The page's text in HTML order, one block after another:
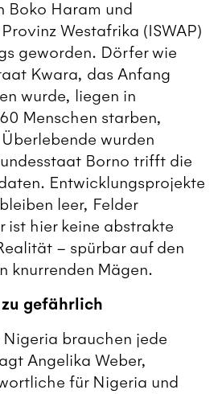
Boko Haram und
Westafrika (ISWAP)
geworden. Dörfer wie
Kwara, das Anfang
wurde, liegen in
Menschen starben,
wurden
Borno trifft die
Entwicklungsprojekte
leer, Felder
ist hier keine abstrakte
– spürbar auf den
knurrenden Mägen.
gefährlich
Nigeria brauchen jede
Angelika Weber,
für Nigeria und